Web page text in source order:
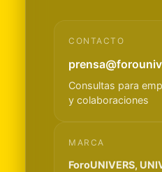
CONTACTO
Consultas para
y colaboraciones
MARCA
ForoUNIVERS,